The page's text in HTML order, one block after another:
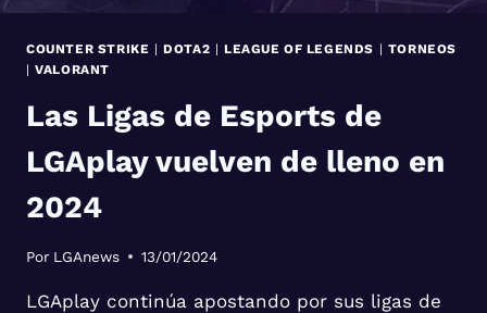
COUNTER STRIKE |DOTA2 | LEAGUE OF LEGENDS | TORNEOS
|VALORANT
Las Ligas de Esports de
LGAplay vuelven de lleno en
2024
Por LGAnews 13/01/2024
LGAplay continúa apostando por sus ligas de